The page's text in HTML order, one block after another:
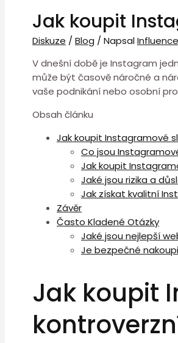
Jak koupit
Diskuze / Blog / Napsal
V dnešní době je Instagram
může být časově náročné a
vaše podnikání nebo osobní
Obsah článku
Jak koupit Instagramové
Co jsou
Jak koupit
Jaké jsou rizika a
Jak získat kvalitní
Závěr
Často Kladené Otázky
Jaké jsou nejlepší
Je bezpečné
Jak koupit